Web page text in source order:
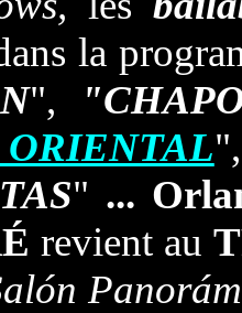
la
",
" ...
revient au